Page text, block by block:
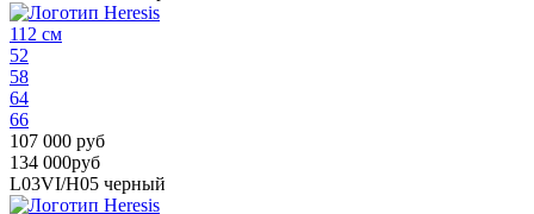
112 см
52
58
64
66
107 000 руб
134 000руб
L03VI/H05 черный